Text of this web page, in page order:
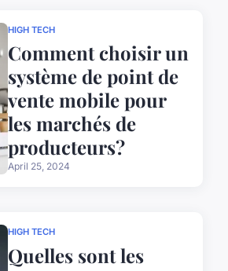
HIGH TECH
Comment choisir un
système de point de
vente mobile pour
les marchés de
producteurs?
April 25, 2024
HIGH TECH
Quelles sont les